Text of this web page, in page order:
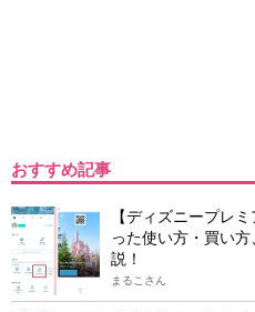
おすすめ記事
【ディズニープレ
った使い方・買い
説！
まるこさん